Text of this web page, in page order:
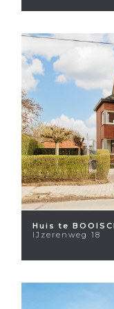
Huis te
IJzerenweg 18